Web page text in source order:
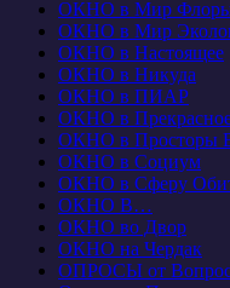
ОКНО в Мир
ОКНО в Мир
ОКНО в Настоящее
ОКНО в Никуда
ОКНО в ПИАР
ОКНО в
ОКНО в Просторы
ОКНО в Социум
ОКНО в Сферу
ОКНО В…
ОКНО во Двор
ОКНО на Чердак
ОПРОСЫ от